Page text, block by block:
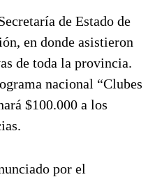
de Estado de
en donde asistieron
de toda la provincia.
nacional “Clubes
$100.000 a los
por el